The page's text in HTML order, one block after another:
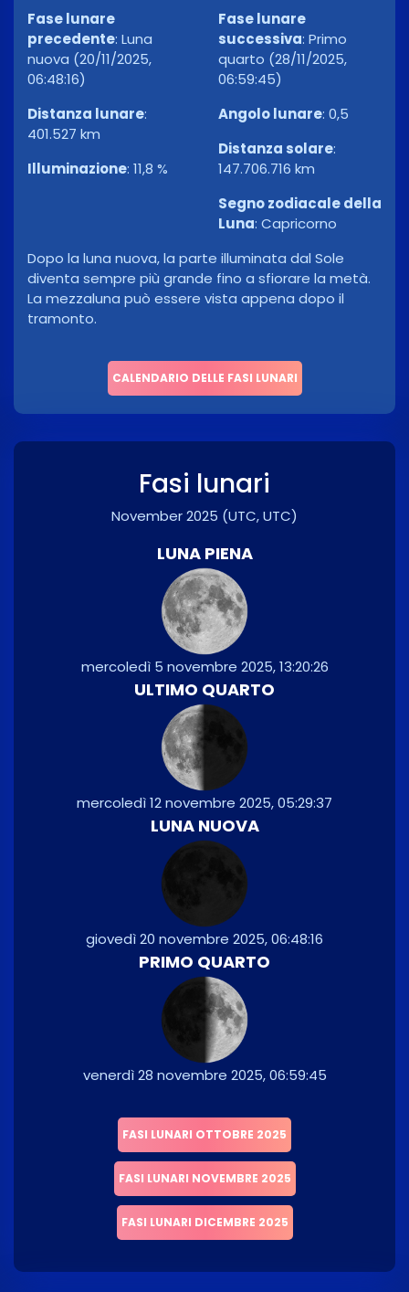
Fase lunare
precedente: Luna
nuova (20/11/2025,
06:48:16)
Distanza lunare:
401.527 km
Illuminazione: 11,8 %
Fase lunare
successiva: Primo
quarto (28/11/2025,
06:59:45)
Angolo lunare: 0,5
Distanza solare:
147.706.716 km
Segno zodiacale della
Luna: Capricorno
Dopo la luna nuova, la parte illuminata dal Sole
diventa sempre più grande fino a sfiorare la metà.
La mezzaluna può essere vista appena dopo il
tramonto.
CALENDARIO DELLE FASI LUNARI
Fasi lunari
November 2025 (UTC, UTC)
LUNA PIENA
mercoledì 5 novembre 2025, 13:20:26
ULTIMO QUARTO
mercoledì 12 novembre 2025, 05:29:37
LUNA NUOVA
giovedì 20 novembre 2025, 06:48:16
PRIMO QUARTO
venerdì 28 novembre 2025, 06:59:45
FASI LUNARI OTTOBRE 2025
FASI LUNARI NOVEMBRE 2025
FASI LUNARI DICEMBRE 2025